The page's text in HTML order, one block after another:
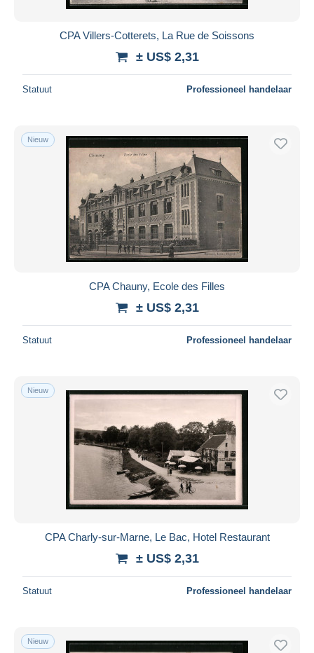
CPA Villers-Cotterets, La Rue de Soissons
± US$ 2,31
Statuut Professioneel handelaar
Nieuw
CPA Chauny, Ecole des Filles
± US$ 2,31
Statuut Professioneel handelaar
Nieuw
CPA Charly-sur-Marne, Le Bac, Hotel Restaurant
± US$ 2,31
Statuut Professioneel handelaar
Nieuw